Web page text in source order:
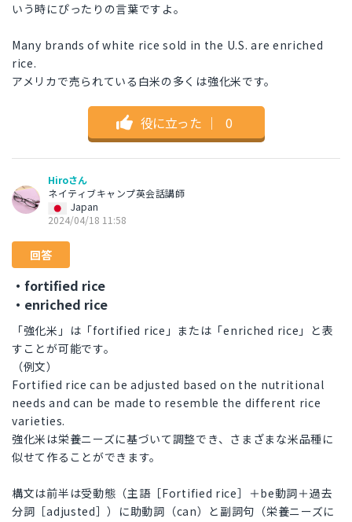
いう時にぴったりの言葉ですよ。
Many brands of white rice sold in the U.S. are enriched
rice.
アメリカで売られている白米の多くは強化米です。
役に立った ｜ 0
Hiroさん
ネイティブキャンプ英会話講師
Japan
2024/04/18 11:58
回答
・fortified rice
・enriched rice
「強化米」は「fortified rice」または「enriched rice」と表
すことが可能です。
（例文）
Fortified rice can be adjusted based on the nutritional
needs and can be made to resemble the different rice
varieties.
強化米は栄養ニーズに基づいて調整でき、さまざまな米品種に
似せて作ることができます。
構文は前半は受動態（主語［Fortified rice］＋be動詞＋過去
分詞［adjusted］）に助動詞（can）と副詞句（栄養ニーズに